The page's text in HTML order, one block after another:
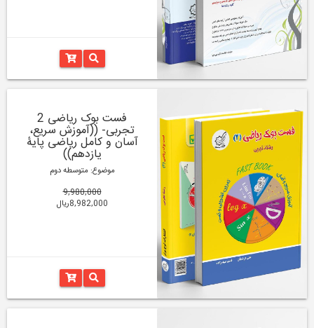
فست بوک ریاضی 2
تجربی- ((آموزش سریع،
آسان و کامل ریاضی پایۀ
یازدهم))
موضوع: متوسطه دوم
9,980,000
8,982,000ریال